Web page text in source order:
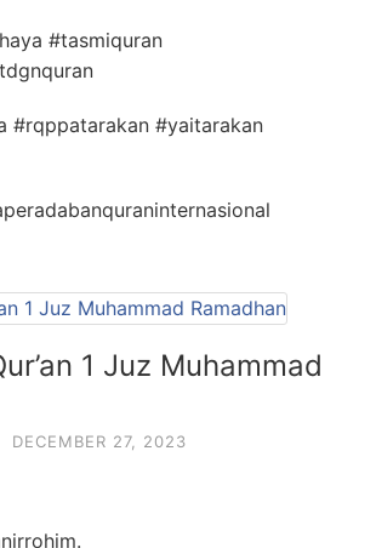
#tasmiquran
#rqppatarakan #yaitarakan
1 Juz Muhammad
DECEMBER 27, 2023